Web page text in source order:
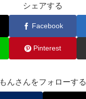
シェアする
Facebook
Pinterest
もんさんをフォローする